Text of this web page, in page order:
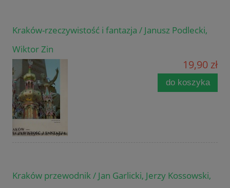
Kraków-rzeczywistość i fantazja / Janusz Podlecki,
Wiktor Zin
19,90 zł
do koszyka
Kraków przewodnik / Jan Garlicki, Jerzy Kossowski,